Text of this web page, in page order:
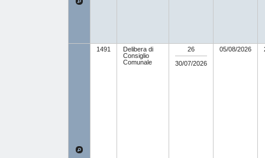
1491
Delibera di
Consiglio
Comunale
26
30/07/2026
05/08/2026